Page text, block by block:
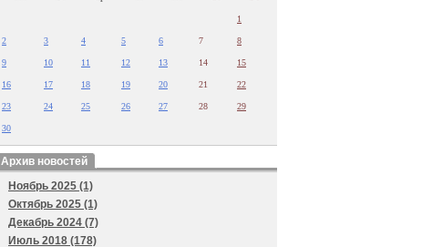
1
2 3 4 5 6 7 8
9 10 11 12 13 14 15
16 17 18 19 20 21 22
23 24 25 26 27 28 29
30
Архив новостей
Ноябрь 2025 (1)
Октябрь 2025 (1)
Декабрь 2024 (7)
Июль 2018 (178)